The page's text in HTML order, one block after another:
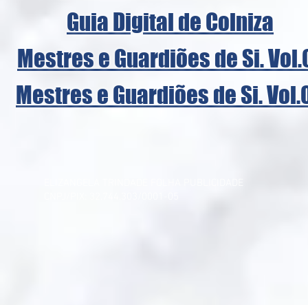
Guia Digital de Colniza
Mestres e Guardiões de Si.
Mestres e Guardiões de Si.